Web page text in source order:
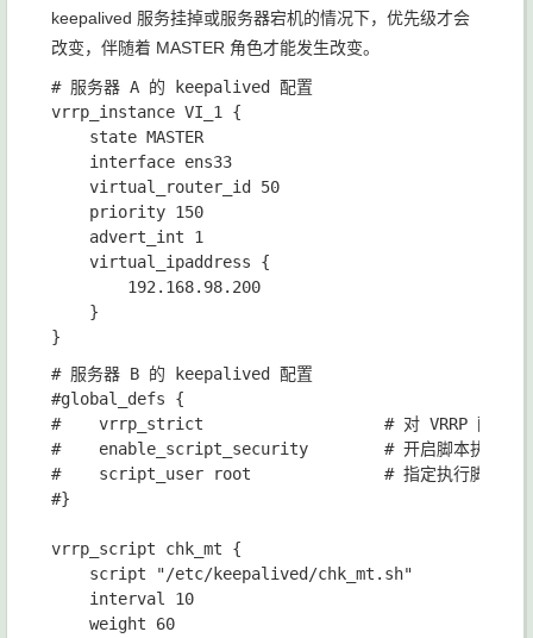
keepalived 服务挂掉或服务器宕机的情况下，优先级才会
改变，伴随着 MASTER 角色才能发生改变。
# 服务器 A 的 keepalived 配置
vrrp_instance VI_1 {
    state MASTER
    interface ens33
    virtual_router_id 50
    priority 150
    advert_int 1
    virtual_ipaddress {
        192.168.98.200
    }
# 服务器 B 的 keepalived 配置
#global_defs {
#    vrrp_strict                   # 对 VRRP 配置进行严格
#    enable_script_security        # 开启脚本执行环境的安全
#    script_user root              # 指定执行脚本的用户，
#}
vrrp_script chk_mt {
script "/etc/keepalived/chk_mt.sh"        # 当
interval 10                               # 脚
    weight 60